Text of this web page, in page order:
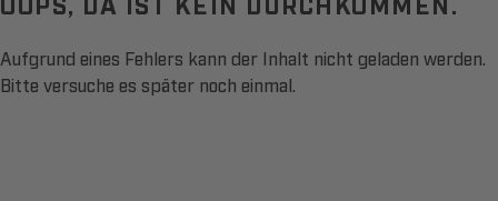
Aufgrund eines Fehlers kann der Inhalt nicht geladen werden.
Bitte versuche es später noch einmal.